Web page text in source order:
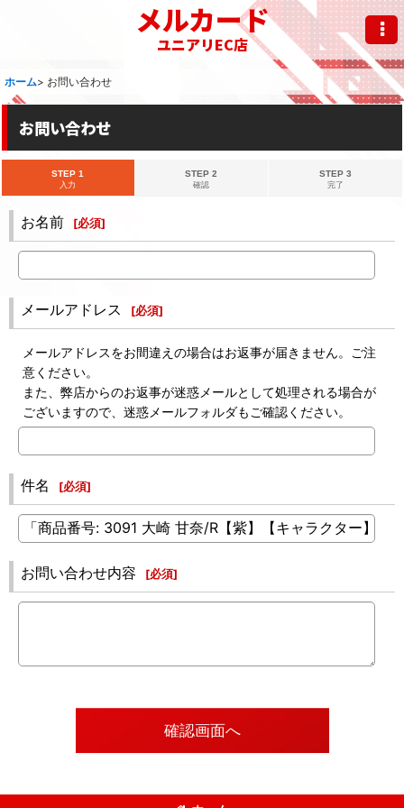
メルカード
ユニアリEC店
ホーム> お問い合わせ
お問い合わせ
STEP 1
入力
STEP 2
確認
STEP 3
完了
お名前 [必須]
メールアドレス [必須]
メールアドレスをお間違えの場合はお返事が届きません。ご注
意ください。
また、弊店からのお返事が迷惑メールとして処理される場合が
ございますので、迷惑メールフォルダもご確認ください。
件名 [必須]
お問い合わせ内容 [必須]
確認画面へ